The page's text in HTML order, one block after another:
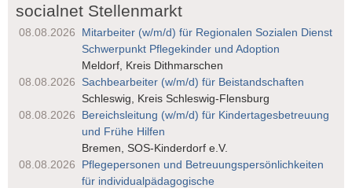
socialnet Stellenmarkt
08.08.2026
Mitarbeiter (w/m/d) für Regionalen Sozialen Dienst
Schwerpunkt Pflegekinder und Adoption
Meldorf, Kreis Dithmarschen
08.08.2026
Sachbearbeiter (w/m/d) für Beistandschaften
Schleswig, Kreis Schleswig-Flensburg
08.08.2026
Bereichsleitung (w/m/d) für Kindertages­betreuung
und Frühe Hilfen
Bremen, SOS-Kinderdorf e.V.
08.08.2026
Pflegepersonen und Betreuungs­persönlichkeiten
für individualpädagogische